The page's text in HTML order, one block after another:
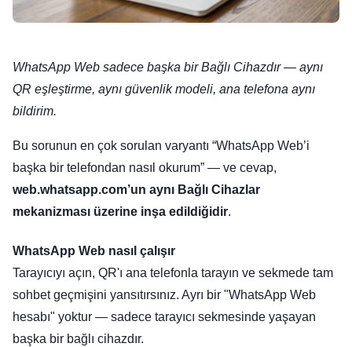
WhatsApp Web sadece başka bir Bağlı Cihazdır — aynı
QR eşleştirme, aynı güvenlik modeli, ana telefona aynı
bildirim.
Bu sorunun en çok sorulan varyantı “WhatsApp Web’i
başka bir telefondan nasıl okurum” — ve cevap,
web.whatsapp.com’un aynı Bağlı Cihazlar
mekanizması üzerine inşa edildiğidir.
WhatsApp Web nasıl çalışır
Tarayıcıyı açın, QR'ı ana telefonla tarayın ve sekmede tam
sohbet geçmişini yansıtırsınız. Ayrı bir "WhatsApp Web
hesabı" yoktur — sadece tarayıcı sekmesinde yaşayan
başka bir bağlı cihazdır.